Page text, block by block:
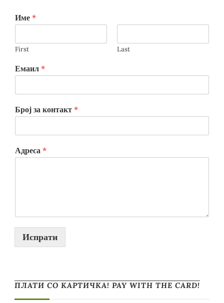
Име *
First Last
Емаил *
Број за контакт *
Адреса *
Испрати
ПЛАТИ СО КАРТИЧКА! PAY WITH THE CARD!